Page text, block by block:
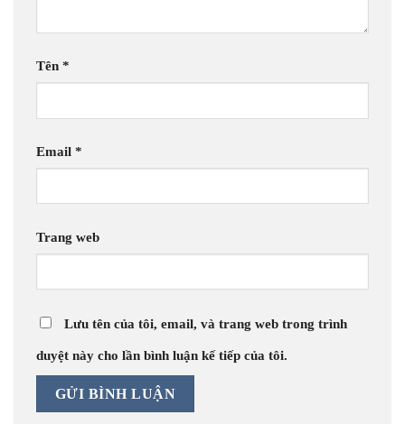
Tên *
Email *
Trang web
Lưu tên của tôi, email, và trang web trong trình
duyệt này cho lần bình luận kế tiếp của tôi.